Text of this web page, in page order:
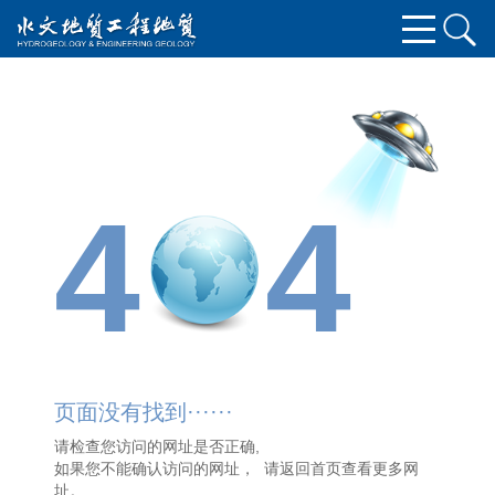
4 4
页面没有找到······
请检查您访问的网址是否正确,
如果您不能确认访问的网址， 请返回首页查看更多网
址。